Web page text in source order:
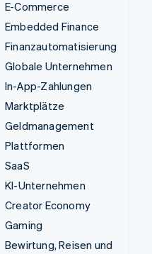
E-Commerce
Embedded Finance
Finanzautomatisierung
Globale Unternehmen
In-App-Zahlungen
Marktplätze
Geldmanagement
Plattformen
SaaS
KI-Unternehmen
Creator Economy
Gaming
Bewirtung, Reisen und